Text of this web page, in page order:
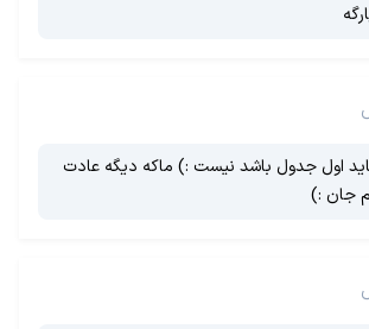
اول جدول باشد نیست :) ماکه دیگه عادت
جان :)